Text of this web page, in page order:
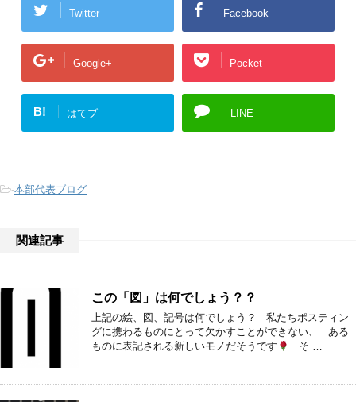
Twitter Facebook
Google+ Pocket
B! はてブ LINE
-本部代表ブログ
関連記事
この「図」は何でしょう？？
上記の絵、図、記号は何でしょう？ 私たちポスティン
グに携わるものにとって欠かすことができない、 ある
ものに表記される新しいモノだそうです
そ …